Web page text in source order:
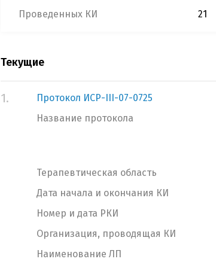
Проведенных КИ
21
Текущие
1.
Протокол ИСР-III-07-0725
Название протокола
Терапевтическая область
Дата начала и окончания КИ
Номер и дата РКИ
Организация, проводящая КИ
Наименование ЛП